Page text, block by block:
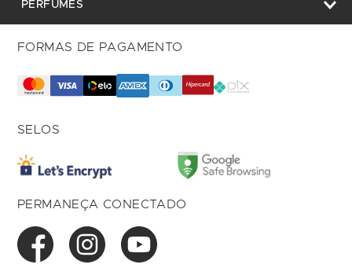
PERFUMES
FORMAS DE PAGAMENTO
SELOS
PERMANEÇA CONECTADO